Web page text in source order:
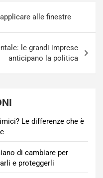
alle finestre
le grandi imprese
anticipano la politica
Le differenze che è
di cambiare per
e proteggerli